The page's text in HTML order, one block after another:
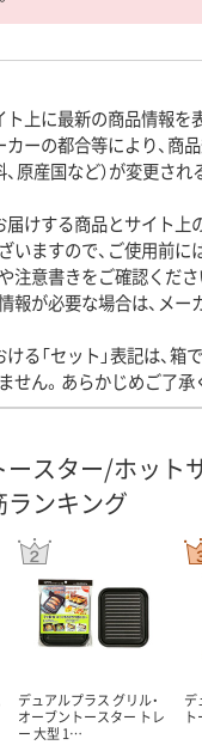
ト上に最新の商品情報を
ーの都合等により、商品
、原産国など）が変更さ
届けする商品とサイト上
いますので、ご使用前に
注意書きをご確認くださ
報が必要な場合は、メー
ける「セット」表記は、
せん。あらかじめご了承
ースター/ホット
ランキング
デュアルプラス グリル・
オーブントースター トレ
ー 大型 1…
デ